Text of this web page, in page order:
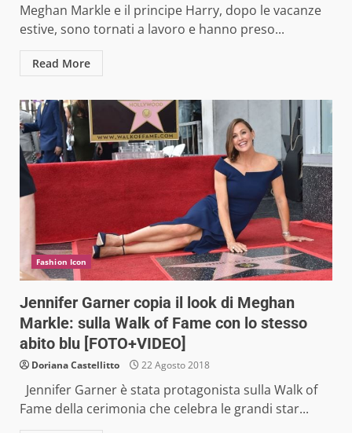
Meghan Markle e il principe Harry, dopo le vacanze
estive, sono tornati a lavoro e hanno preso...
Read More
Fashion Icon
Jennifer Garner copia il look di Meghan
Markle: sulla Walk of Fame con lo stesso
abito blu [FOTO+VIDEO]
Doriana Castellitto 22 Agosto 2018
Jennifer Garner è stata protagonista sulla Walk of
Fame della cerimonia che celebra le grandi star...